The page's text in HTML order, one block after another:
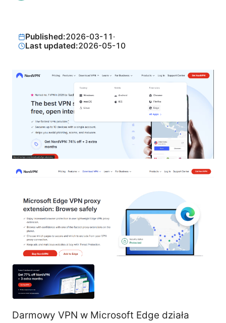
Published:2026-03-11 ·
Last updated:2026-05-10
Darmowy VPN w Microsoft Edge działa